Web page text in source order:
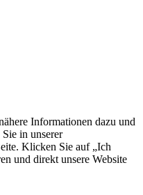
Informationen dazu und
in unserer
Klicken Sie auf „Ich
und direkt unsere Website